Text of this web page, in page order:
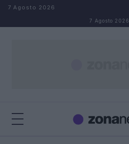
Salta al contenuto
7 Agosto 2026
7 Agosto 2026